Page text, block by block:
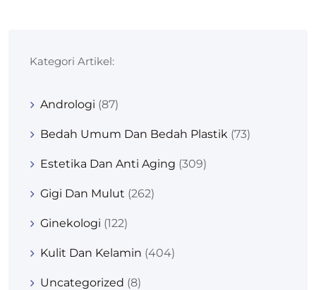
Kategori Artikel:
Andrologi (87)
Bedah Umum Dan Bedah Plastik (73)
Estetika Dan Anti Aging (309)
Gigi Dan Mulut (262)
Ginekologi (122)
Kulit Dan Kelamin (404)
Uncategorized (8)